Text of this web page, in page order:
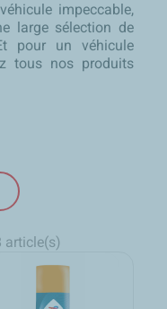
impeccable,
large sélection de
pour un véhicule
tous nos produits
article(s)